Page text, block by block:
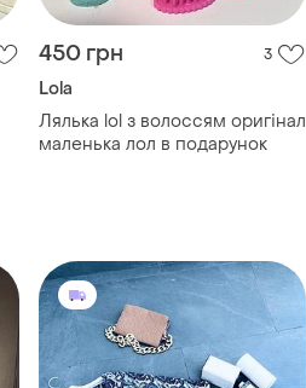
450 грн 3
Lola
Лялька lol з волоссям оригінал
маленька лол в подарунок